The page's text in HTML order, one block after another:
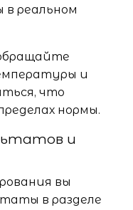
реальном
и
что
нормы.
и
вы
в разделе